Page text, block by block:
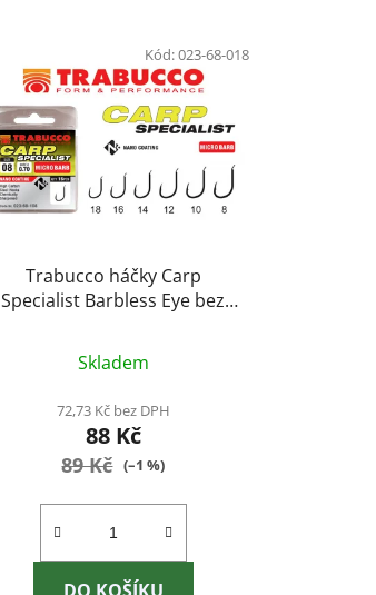
Trabucco háčky Carp
Specialist Barbless Eye bez
Skladem
72,73 Kč bez DPH
88 Kč
89 Kč (–1 %)
Kód:023-68-018